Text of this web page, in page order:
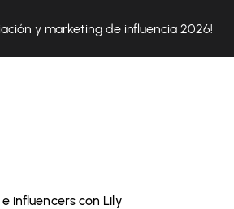
y marketing de influencia 2026!
influencers con Lily